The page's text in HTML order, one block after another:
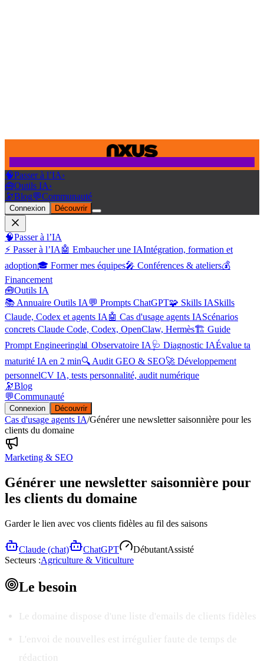
🧠Passer à l’IA›
🧰Outils IA›
🔭Blog💬Communauté
Connexion Découvrir
🧠Passer à l’IA
⚡ Passer à l’IA 🤖 Embaucher une IAIntégration, formation et
adoption🎓 Former mes équipes🎤 Conférences & ateliers💰
Financement
🧰Outils IA
📚 Annuaire Outils IA 💬 Prompts ChatGPT🧩 Skills IASkills
Claude, Codex et agents IA 🤖 Cas d'usage agents IAScénarios
concrets Claude Code, Codex, OpenClaw, Hermès🏗️ Guide
Prompt Engineering📊 Observatoire IA 🩺 Diagnostic IAÉvalue ta
maturité IA en 2 min🔍 Audit GEO & SEO🚀 Développement
personnelCV IA, tests personnalité, audit numérique
🔭Blog
💬Communauté
Connexion Découvrir
Cas d'usage agents IA/Générer une newsletter saisonnière pour les
clients du domaine
Marketing & SEO
Générer une newsletter saisonnière pour
les clients du domaine
Garder le lien avec vos clients fidèles au fil des saisons
Claude (chat) ChatGPT DébutantAssisté
Secteurs :Agriculture & Viticulture
Le besoin
Le domaine dispose d'une liste d'emails de clients fidèles
L'envoi de nouvelles est irrégulier faute de temps de
rédaction